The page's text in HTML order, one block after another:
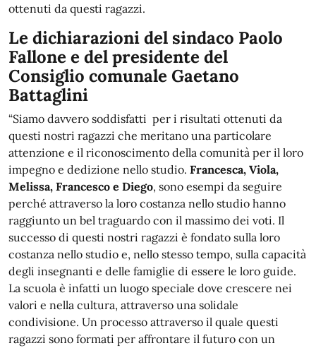
ottenuti da questi ragazzi.
Le dichiarazioni del sindaco Paolo
Fallone e del presidente del
Consiglio comunale Gaetano
Battaglini
“Siamo davvero soddisfatti per i risultati ottenuti da
questi nostri ragazzi che meritano una particolare
attenzione e il riconoscimento della comunità per il loro
impegno e dedizione nello studio. Francesca, Viola,
Melissa, Francesco e Diego, sono esempi da seguire
perché attraverso la loro costanza nello studio hanno
raggiunto un bel traguardo con il massimo dei voti. Il
successo di questi nostri ragazzi è fondato sulla loro
costanza nello studio e, nello stesso tempo, sulla capacità
degli insegnanti e delle famiglie di essere le loro guide.
La scuola è infatti un luogo speciale dove crescere nei
valori e nella cultura, attraverso una solidale
condivisione. Un processo attraverso il quale questi
ragazzi sono formati per affrontare il futuro con un